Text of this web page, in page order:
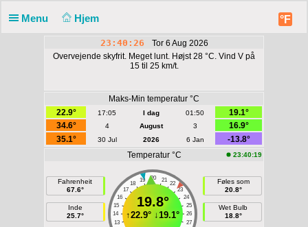
Menu Hjem °F
23:40:26
Tor 6 Aug 2026
Overvejende skyfrit. Meget lunt. Højst 28 °C. Vind V på
15 til 25 km/t.
Maks-Min temperatur °C
22.9°
17:05 I dag 01:50
19.1°
34.6°
4 August 3
16.9°
35.1°
30 Jul 2026 6 Jan
-13.8°
Temperatur °C
23:40:19
Fahrenheit
67.6°
Inde
25.7°
20
19 21
18
22
17
23
16
24
15
25
14
26
13
27
19.8°
↑22.9° ↓19.1°
Føles som
20.8°
Wet Bulb
18.8°